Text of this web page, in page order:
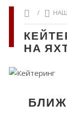
/
НА